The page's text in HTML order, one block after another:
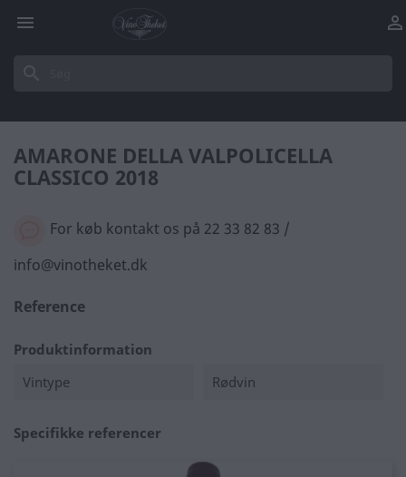
 
AMARONE DELLA VALPOLICELLA
CLASSICO 2018
For køb kontakt os på 22 33 82 83 /
info@vinotheket.dk
Reference
Produktinformation
Vintype
Rødvin
Specifikke referencer